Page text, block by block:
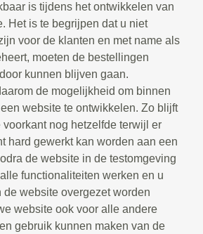
is tijdens het ontwikkelen van
Het is te begrijpen dat u niet
voor de klanten en met name als
moeten de bestellingen
kunnen blijven gaan.
de mogelijkheid om binnen
website te ontwikkelen. Zo blijft
nog hetzelfde terwijl er
hard gewerkt kan worden aan een
de website in de testomgeving
functionaliteiten werken en u
de website overgezet worden
website ook voor alle andere
gebruik kunnen maken van de